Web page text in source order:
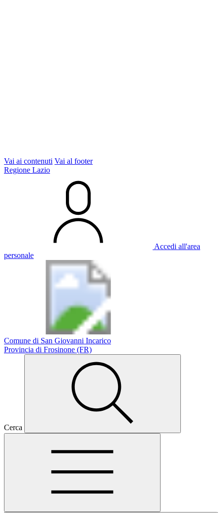
Vai ai contenuti Vai al footer
Regione Lazio
Accedi all'area
personale
Comune di San Giovanni Incarico
Provincia di Frosinone (FR)
Cerca